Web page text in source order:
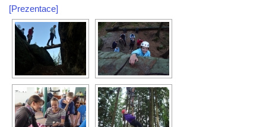
[Prezentace]